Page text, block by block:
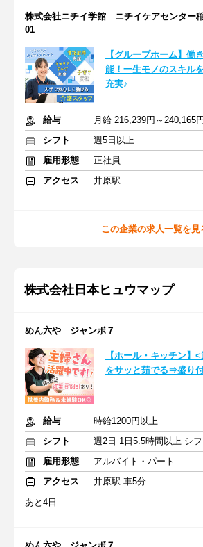
株式会社ニチイ学館 ニチイケアセンター
01
【グループホーム】働
能！一生モノのスキル
充実♪
給与
月給 216,239円～240,165
シフト
週5日以上
雇用形態
正社員
アクセス
井原駅
この企業の求人一覧を見
株式会社日本ヒュウマップ
めん六や ジャンボ７
【ホール・キッチン
をサッと茹でる⇒盛り
給与
時給1200円以上
シフト
週2日 1日5.5時間以上 シ
雇用形態
アルバイト・パート
アクセス
井原駅 車5分
あと4日